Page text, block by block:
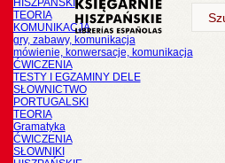
HISZPAŃSKI
TEORIA
KOMUNIKACJA
gry, zabawy, komunikacja
mówienie, konwersacje, komunikacja
ĆWICZENIA
TESTY I EGZAMINY DELE
SŁOWNICTWO
PORTUGALSKI
TEORIA
Gramatyka
ĆWICZENIA
SŁOWNIKI